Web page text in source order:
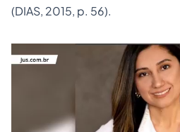
(DIAS, 2015, p. 56).